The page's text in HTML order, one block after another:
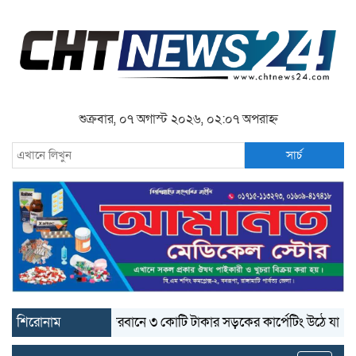
শুক্রবার, ০৭ অগাস্ট ২০২৬, ০২:০৭ অপরাহ্ন
সার্চ
শিরোনামবান্দরবানে ৩ কোটি টাকার সড়কের কার্পেটিং উঠে যাচ্ছে